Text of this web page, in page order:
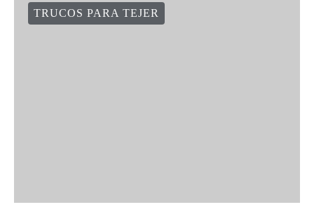
TRUCOS PARA TEJER